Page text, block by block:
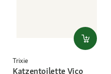
Trixie
Katzentoilette Vico